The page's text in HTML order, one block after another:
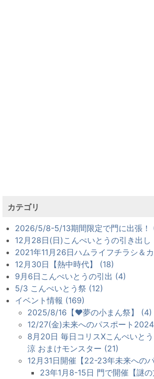
カテゴリ
2026/5/8-5/13期間限定で門に出張！
12月28日(日)こんぺいとうの引き出し
2021年11月26日ハムライフチラシ＆
12月30日【熱中時代】 (18)
9月6日こんぺいとうの引出 (4)
5/3 こんぺいとう祭 (12)
イベント情報 (169)
2025/8/16【♥夢の小まん祭】 (4)
12/27(金)未来へのパスポート
8月20日 毎日コリスXこんぺいと
涼 おまけモンスター (21)
12月31日開催【22-23年未来への
23年1月8-15日 門で開催【謎